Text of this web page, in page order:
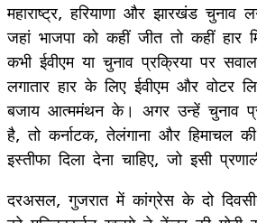
महाराष्ट्र, हरियाणा और झारखंड
जहां भाजपा को कहीं जीत तो कहीं हार
कभी ईवीएम या चुनाव प्रक्रिया पर
लगातार हार के लिए ईवीएम और वोटर
बजाय आत्ममंथन के। अगर उन्हें चुनाव
है, तो कर्नाटक, तेलंगाना और हिमाचल
इस्तीफा द‍िला देना चाहिए, जो इसी
दरअसल, गुजरात में कांग्रेस के दो